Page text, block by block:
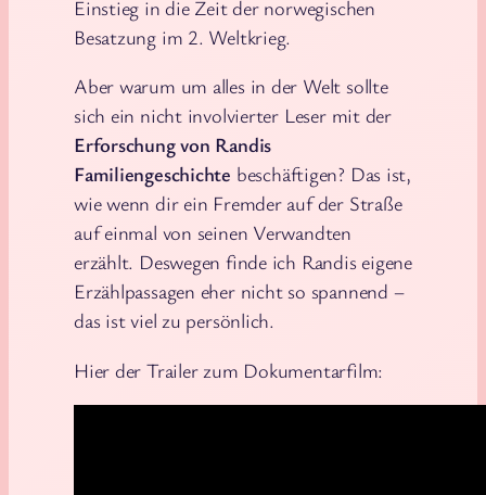
Einstieg in die Zeit der norwegischen
Besatzung im 2. Weltkrieg.
Aber warum um alles in der Welt sollte
sich ein nicht involvierter Leser mit der
Erforschung von Randis
Familiengeschichte beschäftigen? Das ist,
wie wenn dir ein Fremder auf der Straße
auf einmal von seinen Verwandten
erzählt. Deswegen finde ich Randis eigene
Erzählpassagen eher nicht so spannend –
das ist viel zu persönlich.
Hier der Trailer zum Dokumentarfilm: